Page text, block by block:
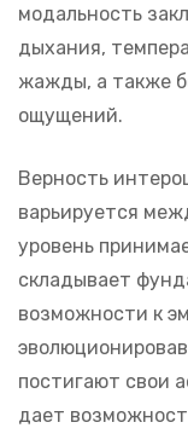
модальность
дыхания,
жажды, а также
ощущений.
Верность
варьируется
уровень
складывает
возможности к
постигают свои
дает